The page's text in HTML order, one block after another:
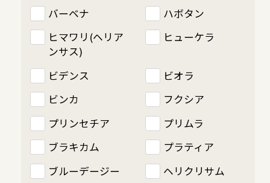
バーベナ
ハボタン
ヒマワリ(ヘリア
ンサス)
ヒューケラ
ビデンス
ビオラ
ビンカ
フクシア
プリンセチア
プリムラ
ブラキカム
プラティア
ブルーデージー
ヘリクリサム